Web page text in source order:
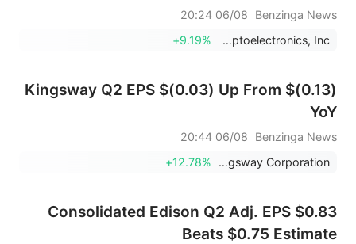
0.01 دولار أمريكي، كما تجاوزت مبيعاتها البالغة
191.922 مليون دولار أمريكي التوقعات البالغة
Benzinga News
06/08 20:24
Applied Optoelectronics, Inc.
+9.19%
Kingsway Q2 EPS $(0.03) Up From $(0.13)
YoY
Benzinga News
06/08 20:44
Kingsway Corporation
+12.78%
Consolidated Edison Q2 Adj. EPS $0.83
Beats $0.75 Estimate